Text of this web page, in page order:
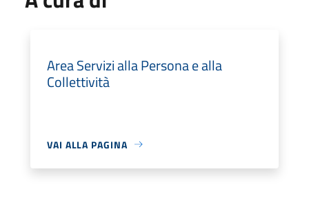
Area Servizi alla Persona e alla
Collettività
VAI ALLA PAGINA